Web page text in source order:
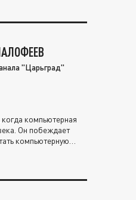
"Царьград"
компьютерная
Он побеждает
компьютерную